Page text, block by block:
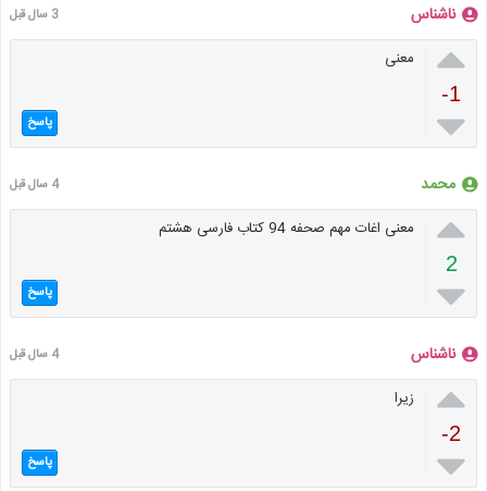
ناشناس 3 سال قبل

-1

معنی
پاسخ
محمد 4 سال قبل

2

معنی اغات مهم صحفه 94 کتاب فارسی هشتم
پاسخ
ناشناس 4 سال قبل

-2

زیرا
پاسخ